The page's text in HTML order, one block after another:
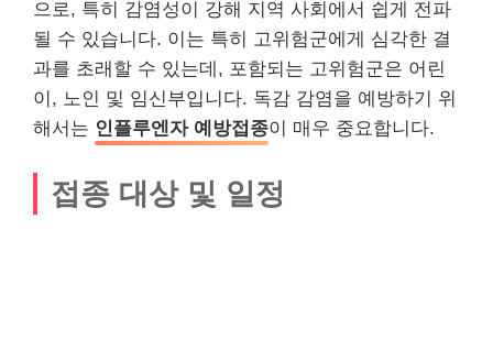
으로, 특히 감염성이 강해 지역 사회에서 쉽게 전파
될 수 있습니다. 이는 특히 고위험군에게 심각한 결
과를 초래할 수 있는데, 포함되는 고위험군은 어린
이, 노인 및 임신부입니다. 독감 감염을 예방하기 위
해서는 인플루엔자 예방접종이 매우 중요합니다.
접종 대상 및 일정